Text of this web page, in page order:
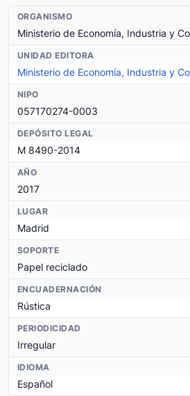
ORGANISMO
Ministerio de Economía, Industria y
UNIDAD EDITORA
Ministerio de Economía, Industria y
NIPO
057170274-0003
DEPÓSITO LEGAL
M 8490-2014
AÑO
2017
LUGAR
Madrid
SOPORTE
Papel reciclado
ENCUADERNACIÓN
Rústica
PERIODICIDAD
Irregular
IDIOMA
Español